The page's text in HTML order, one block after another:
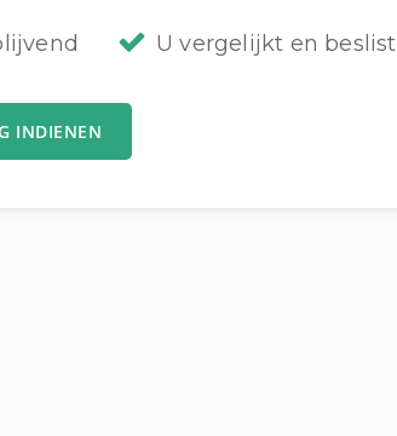
U vergelijkt en beslist
INDIENEN